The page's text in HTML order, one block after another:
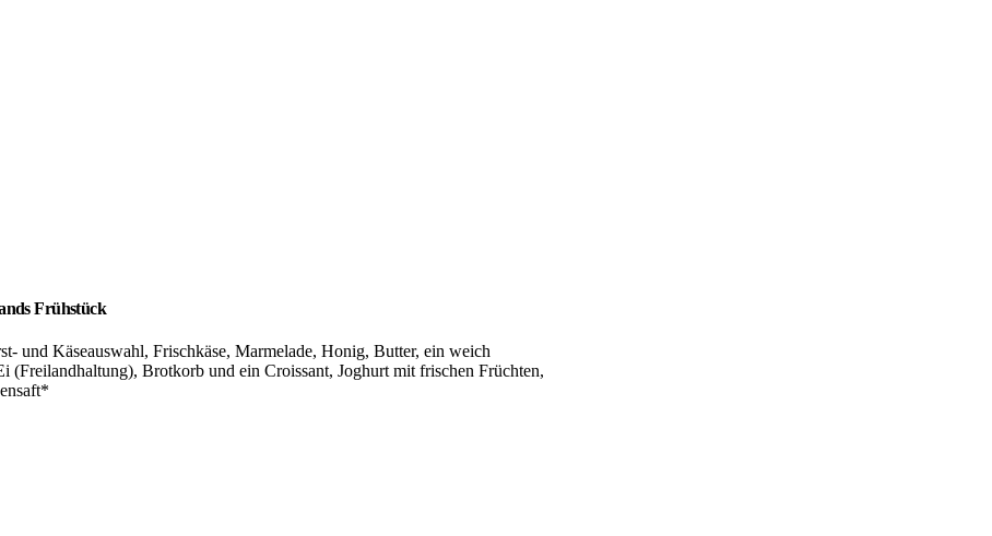
Frühstück
und Käseauswahl, Frischkäse, Marmelade, Honig, Butter, ein weich
(Freilandhaltung), Brotkorb und ein Croissant, Joghurt mit frischen Früchten,